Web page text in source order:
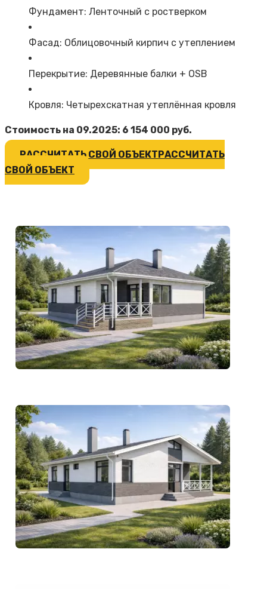
Фундамент: Ленточный с ростверком
Фасад: Облицовочный кирпич с утеплением
Перекрытие: Деревянные балки + OSB
Кровля: Четырехскатная утеплённая кровля
Стоимость на 09.2025: 6 154 000 руб.
РАССЧИТАТЬ СВОЙ ОБЪЕКТРАССЧИТАТЬ
СВОЙ ОБЪЕКТ